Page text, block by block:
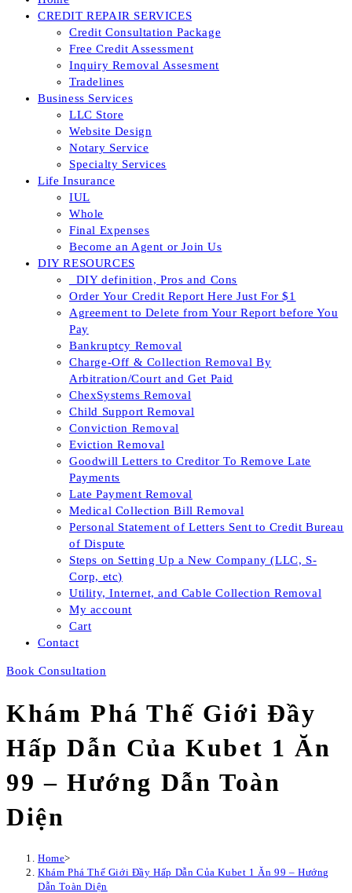
CREDIT REPAIR SERVICES
Credit Consultation Package
Free Credit Assessment
Inquiry Removal Assesment
Tradelines
Business Services
LLC Store
Website Design
Notary Service
Specialty Services
Life Insurance
IUL
Whole
Final Expenses
Become an Agent or Join Us
DIY RESOURCES
_DIY definition, Pros and Cons
Order Your Credit Report Here Just For $1
Agreement to Delete from Your Report before You
Pay
Bankruptcy Removal
Charge-Off & Collection Removal By
Arbitration/Court and Get Paid
ChexSystems Removal
Child Support Removal
Conviction Removal
Eviction Removal
Goodwill Letters to Creditor To Remove Late
Payments
Late Payment Removal
Medical Collection Bill Removal
Personal Statement of Letters Sent to Credit Bureau
of Dispute
Steps on Setting Up a New Company (LLC, S-
Corp, etc)
Utility, Internet, and Cable Collection Removal
My account
Cart
Contact
Book Consultation
Khám Phá Thế Giới Đầy
Hấp Dẫn Của Kubet 1 Ăn
99 – Hướng Dẫn Toàn
Diện
Home>
Khám Phá Thế Giới Đầy Hấp Dẫn Của Kubet 1 Ăn 99 – Hướng
Dẫn Toàn Diện